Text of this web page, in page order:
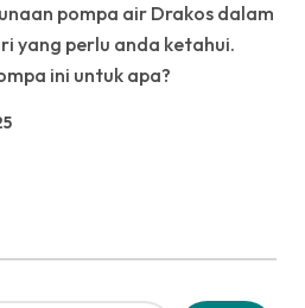
yang perlu anda ketahui.
ini untuk apa?